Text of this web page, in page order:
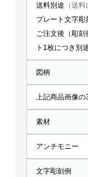
送料別途 （送
プレート文字彫
ご注文後（彫
ト1枚につき別
図柄
上記商品画像
素材
アンチモニー
文字彫刻例